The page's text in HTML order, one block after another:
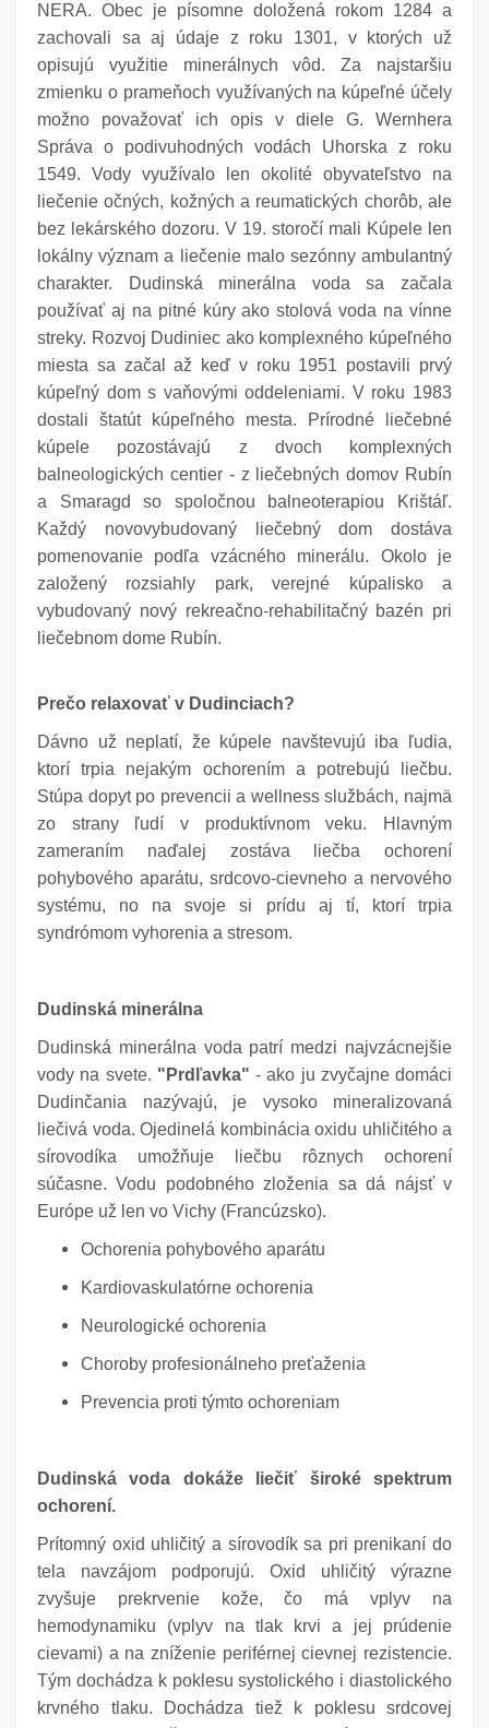
NERA. Obec je písomne doložená rokom 1284 a
zachovali sa aj údaje z roku 1301, v ktorých už
opisujú využitie minerálnych vôd. Za najstaršiu
zmienku o prameňoch využívaných na kúpeľné účely
možno považovať ich opis v diele G. Wernhera
Správa o podivuhodných vodách Uhorska z roku
1549. Vody využívalo len okolité obyvateľstvo na
liečenie očných, kožných a reumatických chorôb, ale
bez lekárského dozoru. V 19. storočí mali Kúpele len
lokálny význam a liečenie malo sezónny ambulantný
charakter. Dudinská minerálna voda sa začala
používať aj na pitné kúry ako stolová voda na vínne
streky. Rozvoj Dudiniec ako komplexného kúpeľného
miesta sa začal až keď v roku 1951 postavili prvý
kúpeľný dom s vaňovými oddeleniami. V roku 1983
dostali štatút kúpeľného mesta. Prírodné liečebné
kúpele pozostávajú z dvoch komplexných
balneologických centier - z liečebných domov Rubín
a Smaragd so spoločnou balneoterapiou Krištáľ.
Každý novovybudovaný liečebný dom dostáva
pomenovanie podľa vzácného minerálu. Okolo je
založený rozsiahly park, verejné kúpalisko a
vybudovaný nový rekreačno-rehabilitačný bazén pri
liečebnom dome Rubín.
Prečo relaxovať v Dudinciach?
Dávno už neplatí, že kúpele navštevujú iba ľudia,
ktorí trpia nejakým ochorením a potrebujú liečbu.
Stúpa dopyt po prevencii a wellness službách, najmä
zo strany ľudí v produktívnom veku. Hlavným
zameraním naďalej zostáva liečba ochorení
pohybového aparátu, srdcovo-cievneho a nervového
systému, no na svoje si prídu aj tí, ktorí trpia
syndrómom vyhorenia a stresom.
Dudinská minerálna
Dudinská minerálna voda patrí medzi najvzácnejšie
vody na svete. "Prdľavka" - ako ju zvyčajne domáci
Dudinčania nazývajú, je vysoko mineralizovaná
liečivá voda. Ojedinelá kombinácia oxidu uhličitého a
sírovodíka umožňuje liečbu rôznych ochorení
súčasne. Vodu podobného zloženia sa dá nájsť v
Európe už len vo Vichy (Francúzsko).
Ochorenia pohybového aparátu
Kardiovaskulatórne ochorenia
Neurologické ochorenia
Choroby profesionálneho preťaženia
Prevencia proti týmto ochoreniam
Dudinská voda dokáže liečiť široké spektrum
ochorení.
Prítomný oxid uhličitý a sírovodík sa pri prenikaní do
tela navzájom podporujú. Oxid uhličitý výrazne
zvyšuje prekrvenie kože, čo má vplyv na
hemodynamiku (vplyv na tlak krvi a jej prúdenie
cievami) a na zníženie periférnej cievnej rezistencie.
Tým dochádza k poklesu systolického i diastolického
krvného tlaku. Dochádza tiež k poklesu srdcovej